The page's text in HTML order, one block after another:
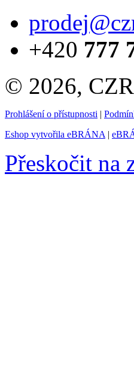
+420 777
© 2026,
Prohlášení o přístupnosti |
Eshop vytvořila eBRÁNA |
Přeskočit na